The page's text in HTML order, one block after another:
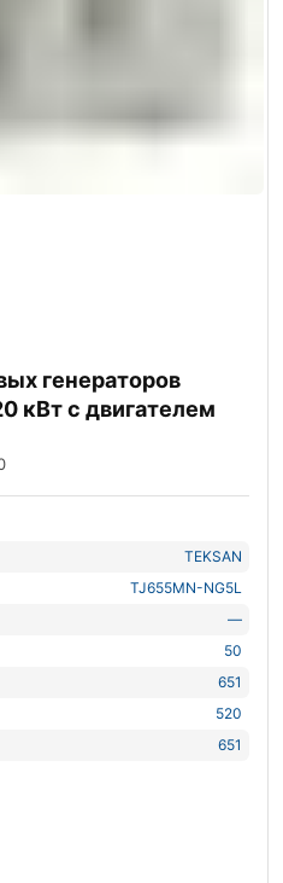
генераторов
кВт с двигателем
TEKSAN
TJ655MN-NG5L
—
50
651
520
651